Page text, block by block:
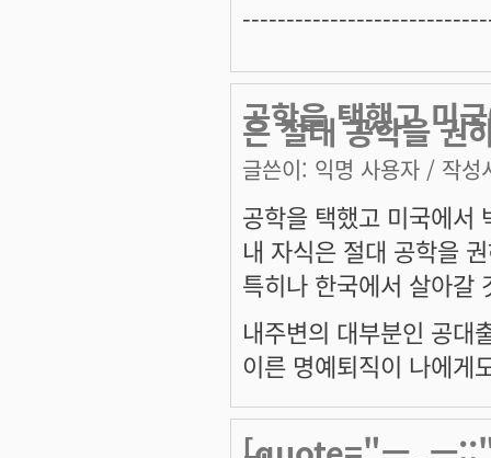
공학을 택했고 미
은 절대 공학을 권
글쓴이: 익명 사용자 / 작성
공학을 택했고 미국에서
내 자식은 절대 공학을
특히나 한국에서 살아갈
내주변의 대부분인 공대
이른 명예퇴직이 나에게